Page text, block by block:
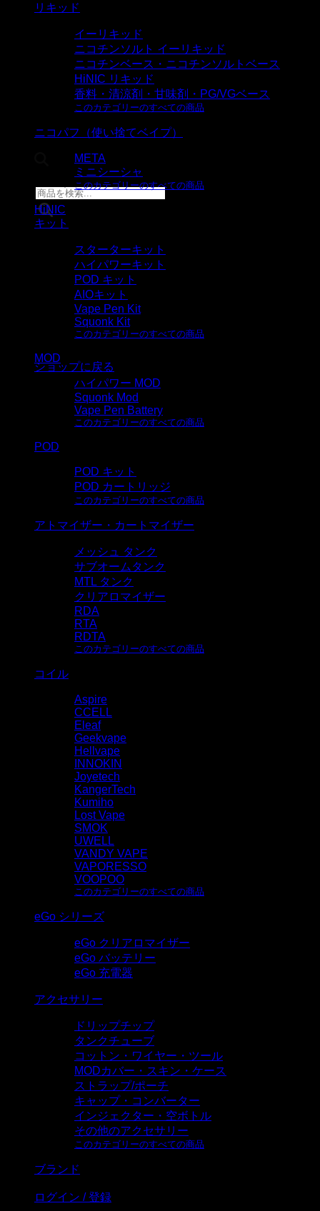
商品検索
カートに商品がありません。
ショップに戻る
リキッド
イーリキッド
ニコチンソルト イーリキッド
ニコチンベース・ニコチンソルトベース
HiNIC リキッド
香料・清涼剤・甘味剤・PG/VGベース
このカテゴリーのすべての商品
ニコパフ（使い捨てベイプ）
META
ミニシーシャ
このカテゴリーのすべての商品
HiNIC
キット
スターターキット
ハイパワーキット
POD キット
AIOキット
Vape Pen Kit
Squonk Kit
このカテゴリーのすべての商品
MOD
ハイパワー MOD
Squonk Mod
Vape Pen Battery
このカテゴリーのすべての商品
POD
POD キット
POD カートリッジ
このカテゴリーのすべての商品
アトマイザー・カートマイザー
メッシュ タンク
サブオームタンク
MTL タンク
クリアロマイザー
RDA
RTA
RDTA
このカテゴリーのすべての商品
コイル
Aspire
CCELL
Eleaf
Geekvape
Hellvape
INNOKIN
Joyetech
KangerTech
Kumiho
Lost Vape
SMOK
UWELL
VANDY VAPE
VAPORESSO
VOOPOO
このカテゴリーのすべての商品
eGo シリーズ
eGo クリアロマイザー
eGo バッテリー
eGo 充電器
アクセサリー
ドリップチップ
タンクチューブ
コットン・ワイヤー・ツール
MODカバー・スキン・ケース
ストラップ/ポーチ
キャップ・コンバーター
インジェクター・空ボトル
その他のアクセサリー
このカテゴリーのすべての商品
ブランド
ログイン / 登録